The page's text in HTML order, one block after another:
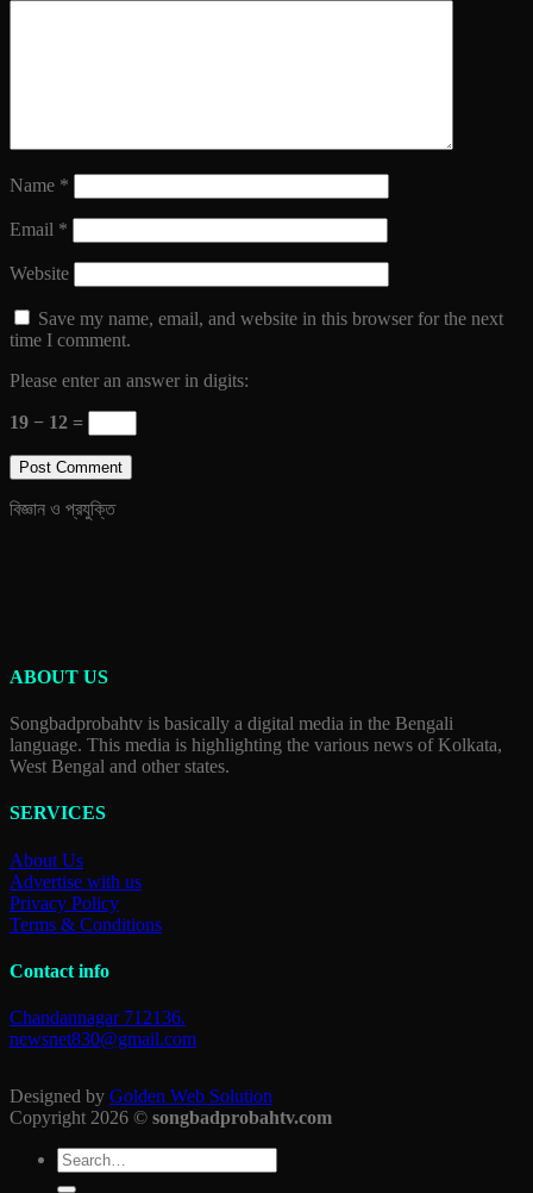
Name *
Email *
Website
Save my name, email, and website in this browser for the next
time I comment.
Please enter an answer in digits:
19 − 12 =
বিজ্ঞান ও প্রযুক্তি
ABOUT US
Songbadprobahtv is basically a digital media in the Bengali
language. This media is highlighting the various news of Kolkata,
West Bengal and other states.
SERVICES
About Us
Advertise with us
Privacy Policy
Terms & Conditions
Contact info
Chandannagar 712136.
newsnet830@gmail.com
Designed by Golden Web Solution
Copyright 2026 © songbadprobahtv.com